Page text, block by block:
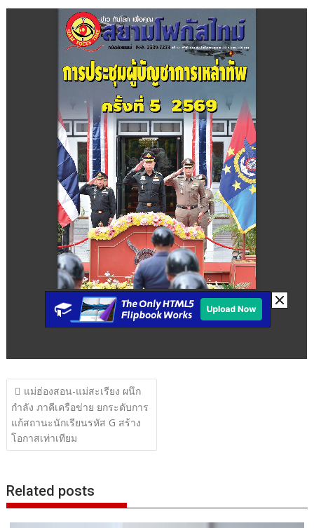
แนะแนว
เรื่อง
แม่ฮ่องสอน-แม่สะเรียง ผนึก
กำลัง ภาคีเครือข่าย ยกระดับการ
แก้สถานะนักเรียนรหัส G สร้าง
โอกาสเท่าเทียม
Related posts